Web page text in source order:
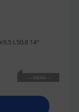
L50,8 14°
NENÍ